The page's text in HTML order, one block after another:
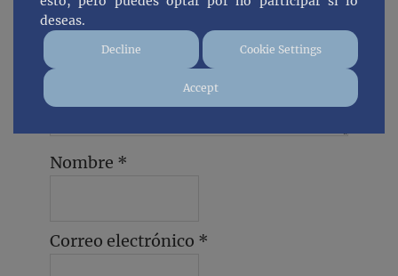
Nombre *
Correo electrónico *
deseas.
Decline Cookie Settings
Accept